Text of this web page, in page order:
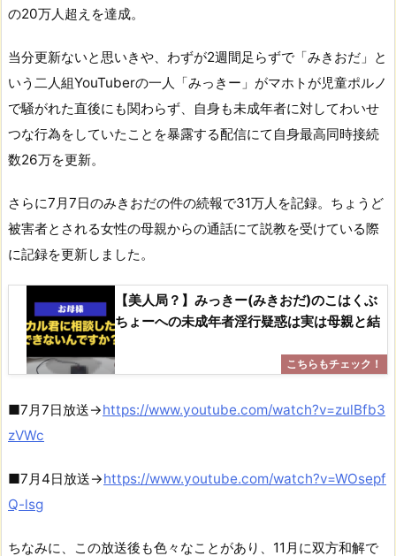
の20万人超えを達成。
当分更新ないと思いきや、わずが2週間足らずで「みきおだ」と
いう二人組YouTuberの一人「みっき ー 」がマホトが児童ポルノ
で騒がれた直後にも関わらず、自身も未成年者に対してわいせ
つな行為をしていたことを暴露する配信にて自身最高同時接続
数26万を更新。
さらに7月7日のみきおだの件の続報で31万人を記録。ちょうど
被害者とされる女性の母親からの通話にて説教を受けている際
に記録を更新しました。
【美人局？】みっきー(みきおだ)のこはくぶ
ちょーへの未成年者淫行疑惑は実は母親と結
■7月7日放送→https://www.youtube.com/watch?v=zulBfb3
zVWc
■7月4日放送→https://www.youtube.com/watch?v=WOsepf
Q-lsg
ちなみに、この放送後も色々なことがあり、11月に双方和解で